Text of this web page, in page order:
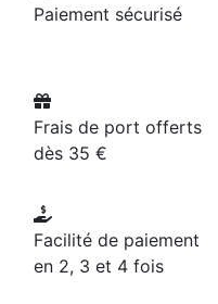
Paiement sécurisé
Frais de port offerts
dès 35 €
Facilité de paiement
en 2, 3 et 4 fois